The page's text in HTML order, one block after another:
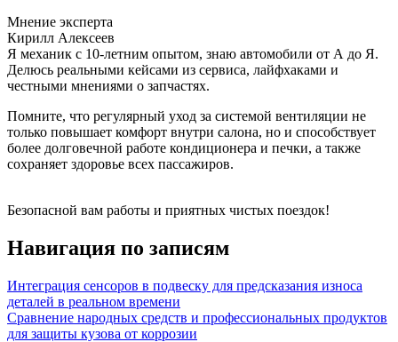
Мнение эксперта
Кирилл Алексеев
Я механик с 10-летним опытом, знаю автомобили от А до Я.
Делюсь реальными кейсами из сервиса, лайфхаками и
честными мнениями о запчастях.
Помните, что регулярный уход за системой вентиляции не
только повышает комфорт внутри салона, но и способствует
более долговечной работе кондиционера и печки, а также
сохраняет здоровье всех пассажиров.
Безопасной вам работы и приятных чистых поездок!
Навигация по записям
Интеграция сенсоров в подвеску для предсказания износа
деталей в реальном времени
Сравнение народных средств и профессиональных продуктов
для защиты кузова от коррозии